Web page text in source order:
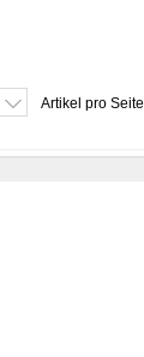
Artikel pro Seite